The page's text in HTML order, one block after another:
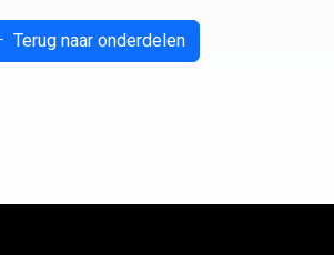
Terug naar onderdelen